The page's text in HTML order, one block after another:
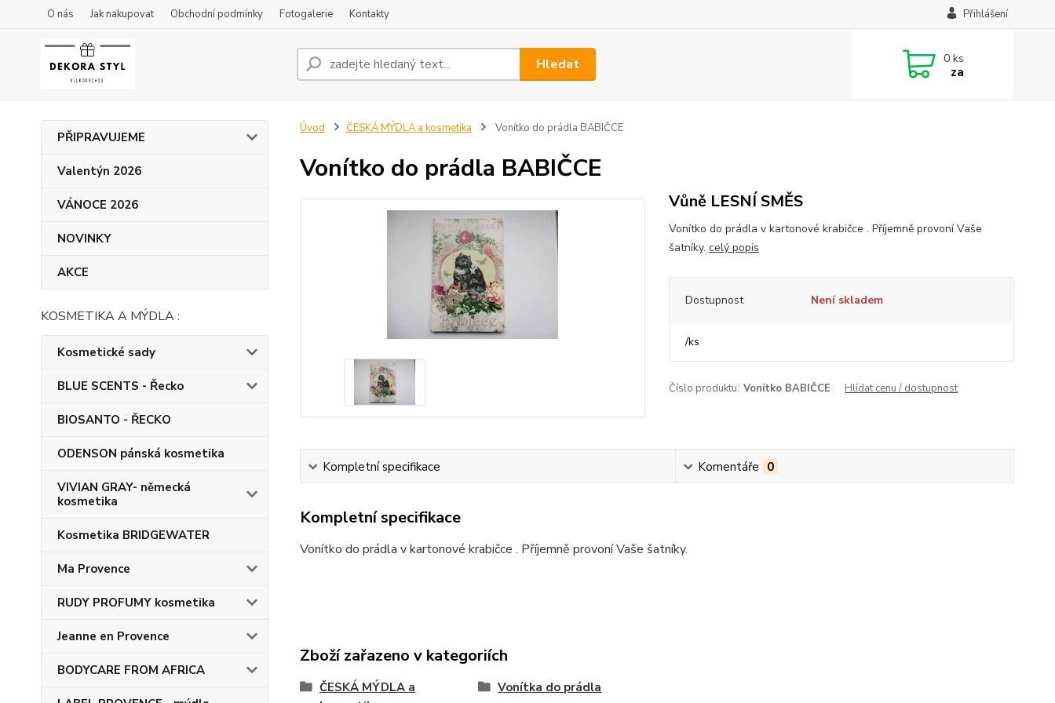
O nás Jak nakupovat Obchodní podmínky Fotogalerie Kontakty Přihlášení
Hledat 0 ks
za
PŘIPRAVUJEME
Valentýn 2026
VÁNOCE 2026
NOVINKY
AKCE
KOSMETIKA A MÝDLA :
Kosmetické sady
BLUE SCENTS - Řecko
BIOSANTO - ŘECKO
ODENSON pánská kosmetika
VIVIAN GRAY- německá
kosmetika
Kosmetika BRIDGEWATER
Ma Provence
RUDY PROFUMY kosmetika
Jeanne en Provence
BODYCARE FROM AFRICA
Úvod ČESKÁ MÝDLA a kosmetika Vonítko do prádla BABIČCE
Vonítko do prádla BABIČCE
Vůně LESNÍ SMĚS
Vonítko do prádla v kartonové krabičce . Příjemně provoní Vaše
šatníky. celý popis
Dostupnost Není skladem
/ks
Číslo produktu: Vonítko BABIČCE Hlídat cenu / dostupnost
Kompletní specifikace Komentáře 0
Kompletní specifikace
Vonítko do prádla v kartonové krabičce . Příjemně provoní Vaše šatníky.
Zboží zařazeno v kategoriích
ČESKÁ MÝDLA a
Vonítka do prádla